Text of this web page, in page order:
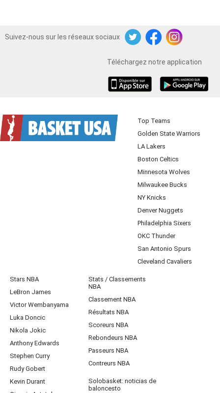
Suivez-nous sur les réseaux sociaux
TwitterFacebookInstagram
Téléchargez notre application
Top Teams
Golden State Warriors
LA Lakers
Boston Celtics
Minnesota Wolves
Milwaukee Bucks
NY Knicks
Denver Nuggets
Philadelphia Sixers
OKC Thunder
San Antonio Spurs
Cleveland Cavaliers
Stars NBA
LeBron James
Victor Wembanyama
Luka Doncic
Nikola Jokic
Anthony Edwards
Stephen Curry
Rudy Gobert
Kevin Durant
Stats / Classements
NBA
Classement NBA
Résultats NBA
Scoreurs NBA
Rebondeurs NBA
Passeurs NBA
Contreurs NBA
Solobasket: noticias de
baloncesto